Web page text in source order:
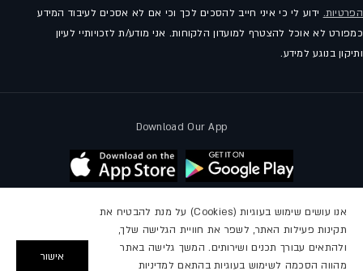
הפרטיות. ידוע לי כי איני חייב להסכים לכך וכי אם לא אסכים לעיבוד המידע
כמפורט לא אוכל להצטרף למועדון הלקוחות. אני מודע/ת לזכויותיי לעיון
ותיקון בנוגע למידע.
Download Our App
עקבו אחרינו
אנו עושים שימוש בעוגיות (Cookies) על מנת להבטיח את
תקינות פעילות האתר, לשפר את חוויית הגלישה שלך,
ולהתאים עבורך תכנים ושירותים. המשך גלישה באתר
מהווה הסכמה לשימוש בעוגיות בהתאם למדיניות
אישור